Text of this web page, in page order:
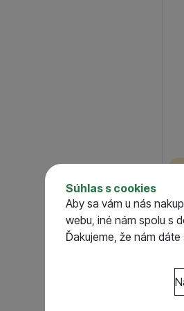
Súhlas s cookies
Aby sa vám u nás
webu, iné nám spolu s
Ďakujeme, že nám
bez